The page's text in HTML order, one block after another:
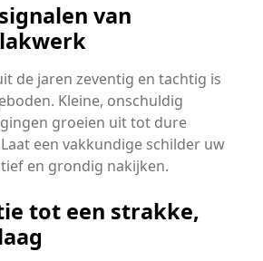
van
de jaren zeventig en tachtig is
Kleine, onschuldig
groeien uit tot dure
een vakkundige schilder uw
en grondig nakijken.
tot een strakke,